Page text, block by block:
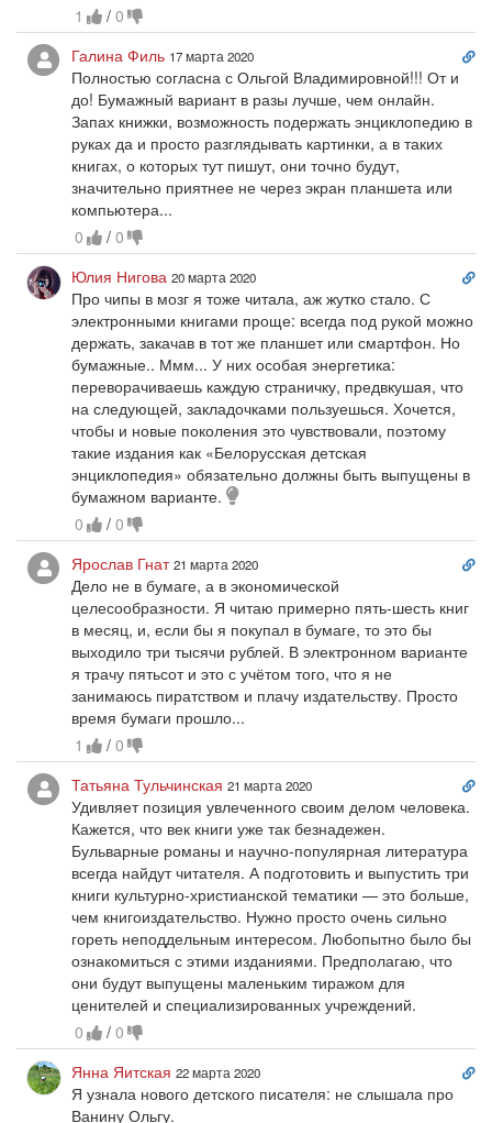
1
/ 0
Галина Филь 17 марта 2020
Полностью согласна с Ольгой Владимировной!!! От и
до! Бумажный вариант в разы лучше, чем онлайн.
Запах книжки, возможность подержать энциклопедию в
руках да и просто разглядывать картинки, а в таких
книгах, о которых тут пишут, они точно будут,
значительно приятнее не через экран планшета или
компьютера...
0
/ 0
Юлия Нигова 20 марта 2020
Про чипы в мозг я тоже читала, аж жутко стало. С
электронными книгами проще: всегда под рукой можно
держать, закачав в тот же планшет или смартфон. Но
бумажные.. Ммм... У них особая энергетика:
переворачиваешь каждую страничку, предвкушая, что
на следующей, закладочками пользуешься. Хочется,
чтобы и новые поколения это чувствовали, поэтому
такие издания как «Белорусская детская
энциклопедия» обязательно должны быть выпущены в
бумажном варианте.
Идея
0
/ 0
Ярослав Гнат 21 марта 2020
Дело не в бумаге, а в экономической
целесообразности. Я читаю примерно пять-шесть книг
в месяц, и, если бы я покупал в бумаге, то это бы
выходило три тысячи рублей. В электронном варианте
я трачу пятьсот и это с учётом того, что я не
занимаюсь пиратством и плачу издательству. Просто
время бумаги прошло...
1
/ 0
Татьяна Тульчинская 21 марта 2020
Удивляет позиция увлеченного своим делом человека.
Кажется, что век книги уже так безнадежен.
Бульварные романы и научно-популярная литература
всегда найдут читателя. А подготовить и выпустить три
книги культурно-христианской тематики — это больше,
чем книгоиздательство. Нужно просто очень сильно
гореть неподдельным интересом. Любопытно было бы
ознакомиться с этими изданиями. Предполагаю, что
они будут выпущены маленьким тиражом для
ценителей и специализированных учреждений.
0
/ 0
Янна Яитская 22 марта 2020
Я узнала нового детского писателя: не слышала про
Ванину Ольгу.